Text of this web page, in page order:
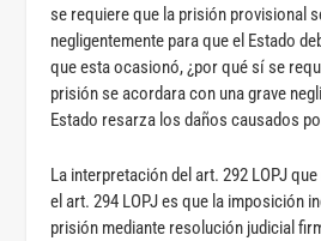
se requiere que la prisión provisional
negligentemente para que el Estado
que esta ocasionó, ¿por qué sí se
prisión se acordara con una grave
Estado resarza los daños causados
La interpretación del art. 292 LOPJ
el art. 294 LOPJ es que la imposición
prisión mediante resolución judicial